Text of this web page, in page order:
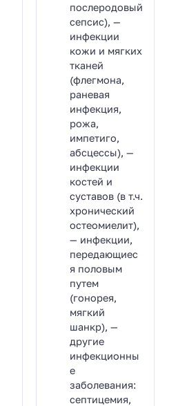
послеродовый
сепсис), —
инфекции
кожи и мягких
тканей
(флегмона,
раневая
инфекция,
рожа,
импетиго,
абсцессы), —
инфекции
костей и
суставов (в т.ч.
хронический
остеомиелит),
— инфекции,
передающиес
я половым
путем
(гонорея,
мягкий
шанкр), —
другие
инфекционны
е
заболевания:
септицемия,